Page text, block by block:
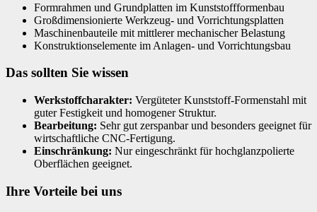
Formrahmen und Grundplatten im Kunststoffformenbau
Großdimensionierte Werkzeug- und Vorrichtungsplatten
Maschinenbauteile mit mittlerer mechanischer Belastung
Konstruktionselemente im Anlagen- und Vorrichtungsbau
Das sollten Sie wissen
Werkstoffcharakter: Vergüteter Kunststoff-Formenstahl mit
guter Festigkeit und homogener Struktur.
Bearbeitung: Sehr gut zerspanbar und besonders geeignet für
wirtschaftliche CNC-Fertigung.
Einschränkung: Nur eingeschränkt für hochglanzpolierte
Oberflächen geeignet.
Ihre Vorteile bei uns